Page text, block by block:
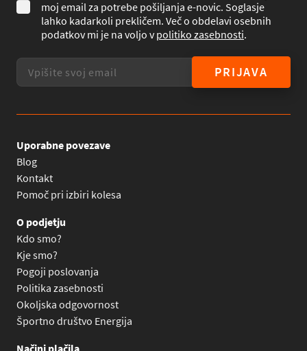
moj email za potrebe pošiljanja e-novic. Soglasje
lahko kadarkoli prekličem. Več o obdelavi osebnih
podatkov mi je na voljo vpolitiko zasebnosti.
PRIJAVA
Uporabne povezave
Blog
Kontakt
Pomoč pri izbiri kolesa
O podjetju
Kdo smo?
Kje smo?
Pogoji poslovanja
Politika zasebnosti
Okoljska odgovornost
Športno društvo Energija